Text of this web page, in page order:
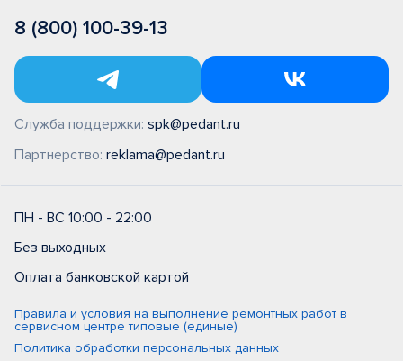
8 (800) 100-39-13
Служба поддержки: spk@pedant.ru
Партнерство: reklama@pedant.ru
ПН - ВС 10:00 - 22:00
Без выходных
Оплата банковской картой
Правила и условия на выполнение ремонтных работ в
сервисном центре типовые (единые)
Политика обработки персональных данных